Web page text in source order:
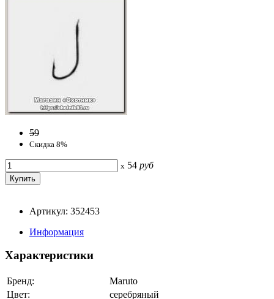
59
Скидка 8%
x 54 руб
Артикул: 352453
Информация
Характеристики
Бренд:
Maruto
Цвет:
серебряный